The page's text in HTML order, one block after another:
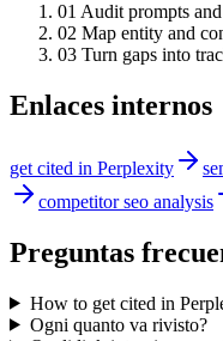
01 Audit prompts
02 Map entity and
03 Turn gaps into
Enlaces internos
get cited in Perplexity
competitor seo analysis
Preguntas
How to get cited in
Ogni quanto va rivisto?